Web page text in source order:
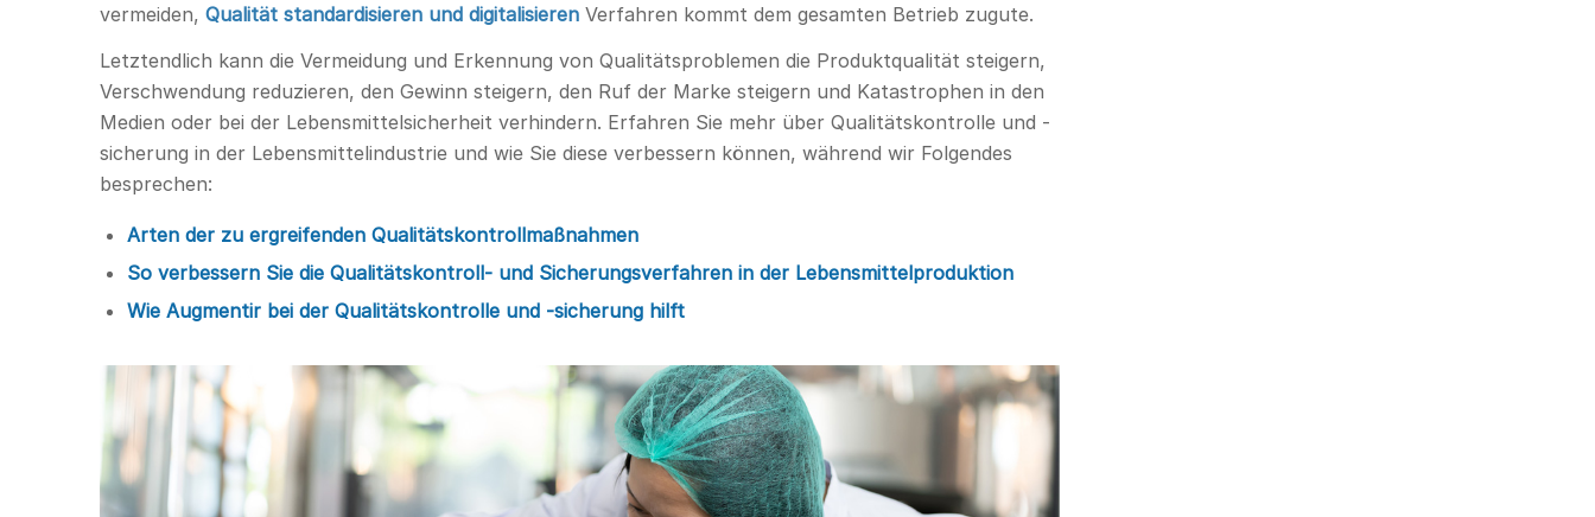
vermeiden, Qualität standardisieren und digitalisierenVerfahren kommt dem gesamten Betrieb zugute.
Letztendlich kann die Vermeidung und Erkennung von Qualitätsproblemen die Produktqualität steigern,
Verschwendung reduzieren, den Gewinn steigern, den Ruf der Marke steigern und Katastrophen in den
Medien oder bei der Lebensmittelsicherheit verhindern. Erfahren Sie mehr über Qualitätskontrolle und -
sicherung in der Lebensmittelindustrie und wie Sie diese verbessern können, während wir Folgendes
besprechen:
Arten der zu ergreifenden Qualitätskontrollmaßnahmen
So verbessern Sie die Qualitätskontroll- und Sicherungsverfahren in der Lebensmittelproduktion
Wie Augmentir bei der Qualitätskontrolle und -sicherung hilft